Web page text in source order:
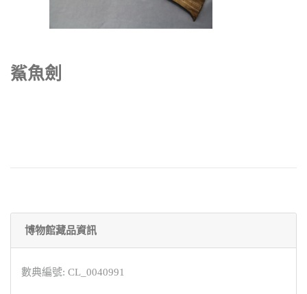
鯊魚劍
博物館藏品資訊
數典編號: CL_0040991